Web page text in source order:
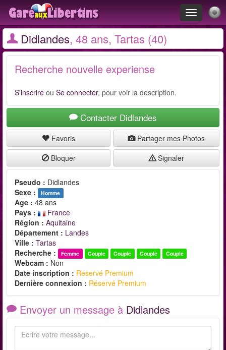
Toggle
navigation
Didlandes, 48 ans, Tartas (40)
Recherche nouvelle experiense
S'inscrire ou Se connecter, pour voir la description.
Contacter Didlandes
Favoris
Partager mes Photos
Bloquer
Signaler
Pseudo : Didlandes
Sexe :
Homme
Age : 48 ans
Pays :
France
Région : Aquitaine
Département : Landes
Ville : Tartas
Recherche :
Femme Couple Couple Couple Couple
Webcam : Non
Date inscription : Réservé Premium
Dernière connexion : Réservé Premium
Envoyer un message à Didlandes